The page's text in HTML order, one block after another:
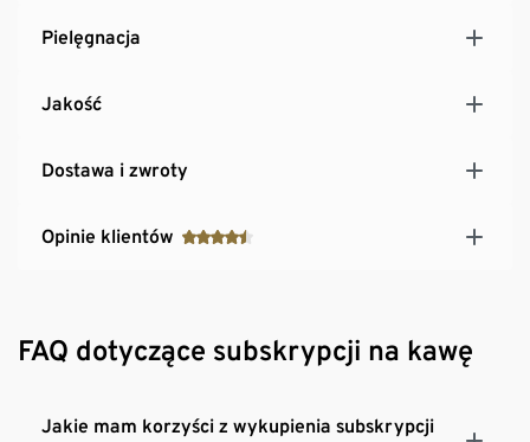
Pielęgnacja
Jakość
Dostawa i zwroty
Opinie klientów
FAQ dotyczące subskrypcji na kawę
Jakie mam korzyści z wykupienia subskrypcji